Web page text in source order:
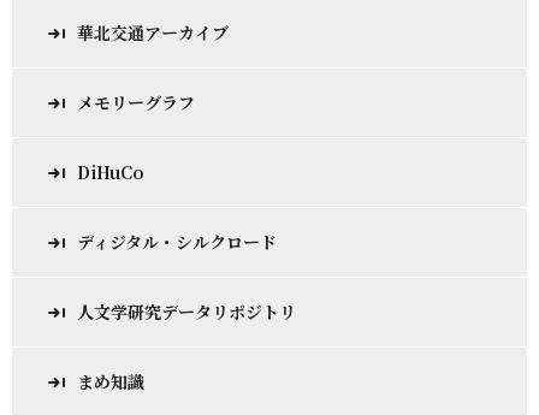
華北交通アーカイブ
メモリーグラフ
DiHuCo
ディジタル・シルクロード
人文学研究データリポジトリ
まめ知識